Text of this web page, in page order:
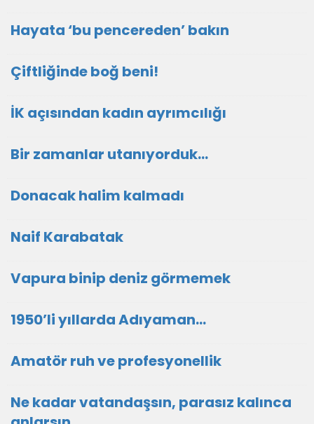
Hayata ‘bu pencereden’ bakın
Çiftliğinde boğ beni!
İK açısından kadın ayrımcılığı
Bir zamanlar utanıyorduk…
Donacak halim kalmadı
Naif Karabatak
Vapura binip deniz görmemek
1950’li yıllarda Adıyaman…
Amatör ruh ve profesyonellik
Ne kadar vatandaşsın, parasız kalınca